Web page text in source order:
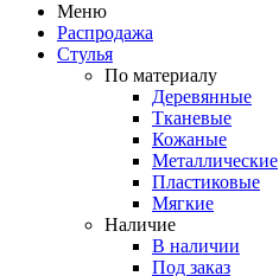
Меню
Распродажа
Стулья
По материалу
Деревянные
Тканевые
Кожаные
Металлические
Пластиковые
Мягкие
Наличие
В наличии
Под заказ